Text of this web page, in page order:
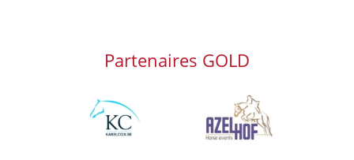
Partenaires GOLD
Afbeelding Afbeelding